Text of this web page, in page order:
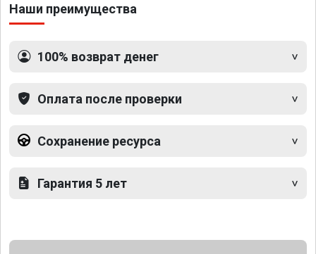
Наши преимущества
100% возврат денег
Оплата после проверки
Сохранение ресурса
Гарантия 5 лет